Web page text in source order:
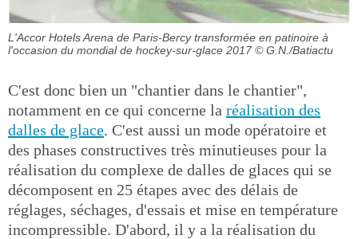
L'Accor Hotels Arena de Paris-Bercy transformée en patinoire à
l'occasion du mondial de hockey-sur-glace 2017 © G.N./Batiactu
C'est donc bien un "chantier dans le chantier",
notamment en ce qui concerne la réalisation des
dalles de glace. C'est aussi un mode opératoire et
des phases constructives très minutieuses pour la
réalisation du complexe de dalles de glaces qui se
décomposent en 25 étapes avec des délais de
réglages, séchages, d'essais et mise en température
incompressible. D'abord, il y a la réalisation du